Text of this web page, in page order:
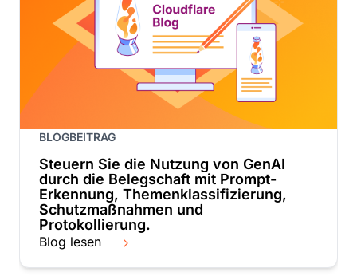
BLOGBEITRAG
Steuern Sie die Nutzung von GenAI
durch die Belegschaft mit Prompt-
Erkennung, Themenklassifizierung,
Schutzmaßnahmen und
Protokollierung.
Blog lesen